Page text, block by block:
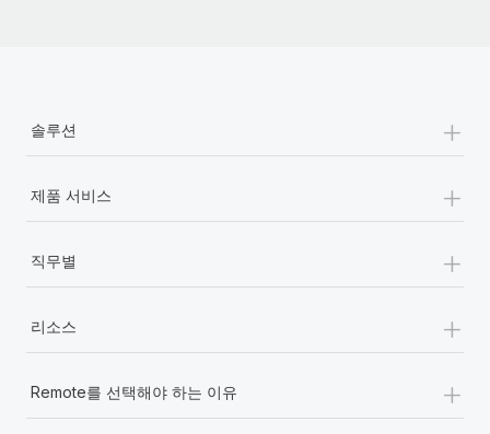
법인 설립
직원 해외 이전을 간편하게 처리
손쉬운 직원 복리후생 관리
계약자 관리
세금
블로그
Remote Contractor Management Plus
솔루션 +
제품 서비스 +
직무별 +
리소스 +
Remote를 선택해야 하는 이유 +